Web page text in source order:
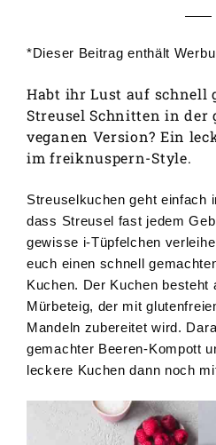
*Dieser Beitrag enthält
Habt ihr Lust auf schnell
Streusel Schnitten in der
veganen Version? Ein
im freiknuspern-Style.
Streuselkuchen geht einfach
dass Streusel fast jedem
gewisse i-Tüpfelchen
euch einen schnell
Kuchen. Der Kuchen besteht
Mürbeteig, der mit
Mandeln zubereitet wird.
gemachter Beeren-Kompott
leckere Kuchen dann noch